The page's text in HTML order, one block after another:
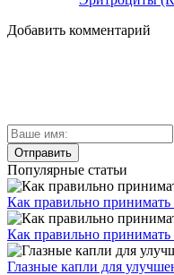
Добавить комментарий
Популярные статьи
Как правильно
Как правильно
Глазные капли для